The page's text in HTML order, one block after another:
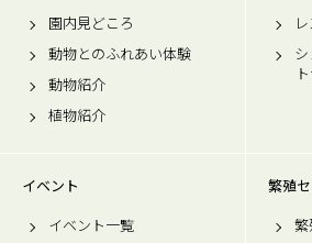
園内見どころ
動物とのふれあい体験
動物紹介
植物紹介
イベント
イベント一覧
繁殖
繁